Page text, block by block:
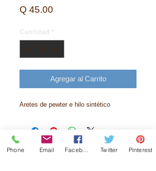
Q 45.00
Agregar al Carrito
Aretes de pewter e hilo sintético
Historia
Phone Email Twitter Pinterest